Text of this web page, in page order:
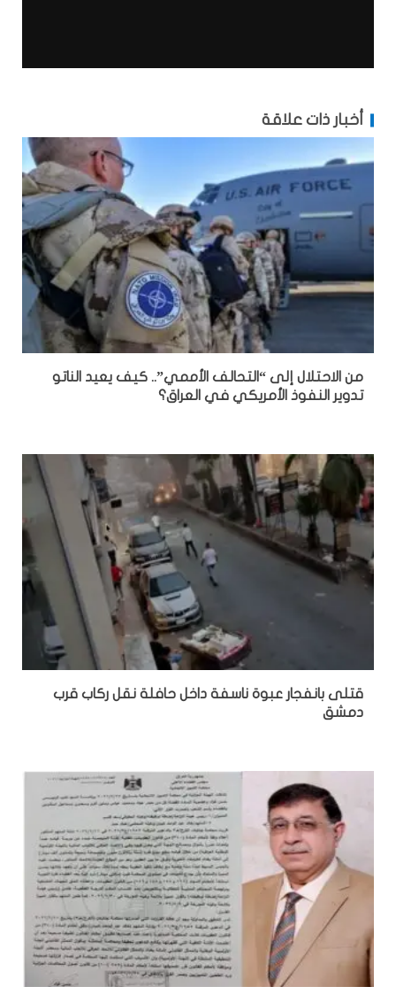
أخبار ذات علاقة
من الاحتلال إلى “التحالف الأممي”.. كيف يعيد الناتو
تدوير النفوذ الأمريكي في العراق؟
قتلى بانفجار عبوة ناسفة داخل حافلة نقل ركاب قرب
دمشق